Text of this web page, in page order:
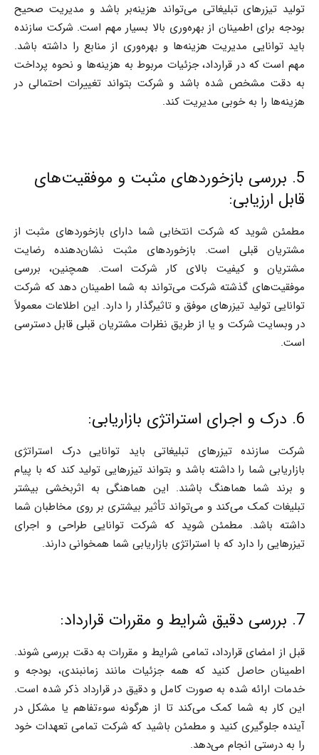
تولید تیزرهای تبلیغاتی می‌تواند هزینه‌بر باشد و مدیریت صحیح
بودجه برای اطمینان از بهره‌وری بالا بسیار مهم است. شرکت سازنده
باید توانایی مدیریت هزینه‌ها و بهره‌وری از منابع را داشته باشد.
مهم است که در قرارداد، جزئیات مربوط به هزینه‌ها و نحوه پرداخت
به دقت مشخص شده باشد و شرکت بتواند تغییرات احتمالی در
هزینه‌ها را به خوبی مدیریت کند.
5. بررسی بازخوردهای مثبت و موفقیت‌های
قابل ارزیابی:
مطمئن شوید که شرکت انتخابی شما دارای بازخوردهای مثبت از
مشتریان قبلی است. بازخوردهای مثبت نشان‌دهنده رضایت
مشتریان و کیفیت بالای کار شرکت است. همچنین، بررسی
موفقیت‌های گذشته شرکت می‌تواند به شما اطمینان دهد که شرکت
توانایی تولید تیزرهای موفق و تاثیرگذار را دارد. این اطلاعات معمولاً
در وبسایت شرکت و یا از طریق نظرات مشتریان قبلی قابل دسترسی
است.
6. درک و اجرای استراتژی بازاریابی:
شرکت سازنده تیزرهای تبلیغاتی باید توانایی درک استراتژی
بازاریابی شما را داشته باشد و بتواند تیزرهایی تولید کند که با پیام
و برند شما هماهنگ باشند. این هماهنگی به اثربخشی بیشتر
تبلیغات کمک می‌کند و می‌تواند تأثیر بیشتری بر روی مخاطبان شما
داشته باشد. مطمئن شوید که شرکت توانایی طراحی و اجرای
تیزرهایی را دارد که با استراتژی بازاریابی شما همخوانی دارند.
7. بررسی دقیق شرایط و مقررات قرارداد:
قبل از امضای قرارداد، تمامی شرایط و مقررات به دقت بررسی شوند.
اطمینان حاصل کنید که همه جزئیات مانند زمانبندی، بودجه و
خدمات ارائه شده به صورت کامل و دقیق در قرارداد ذکر شده است.
این کار به شما کمک می‌کند تا از هرگونه سوءتفاهم یا مشکل در
آینده جلوگیری کنید و مطمئن باشید که شرکت تمامی تعهدات خود
را به درستی انجام می‌دهد.